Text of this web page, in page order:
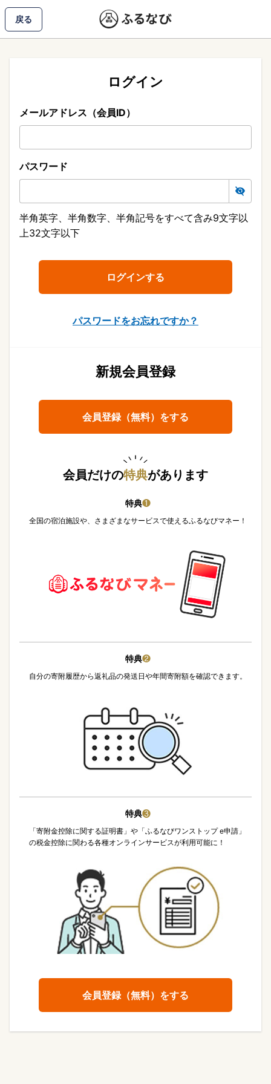
戻る
ログイン
メールアドレス（会員ID）
パスワード
半角英字、半角数字、半角記号をすべて含み9文字以
上32文字以下
パスワードをお忘れですか？
新規会員登録
会員登録（無料）をする
会員だけの特典があります
特典❶
全国の宿泊施設や、さまざまなサービスで使えるふるなびマネー！
特典❷
自分の寄附履歴から返礼品の発送日や年間寄附額を確認できます。
特典❸
「寄附金控除に関する証明書」や「ふるなびワンストップ e申請」
の税金控除に関わる各種オンラインサービスが利用可能に！
会員登録（無料）をする